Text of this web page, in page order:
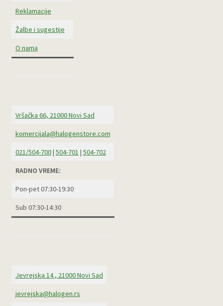
Reklamacije
Žalbe i sugestije
O nama
Vršačka 66, 21000 Novi Sad
komercijala@halogenstore.com
021/504-700| 504-701 | 504-702
RADNO VREME:
Pon-pet 07:30-19:30
Sub 07:30-14:30
Jevrejska 14., 21000 Novi Sad
jevrejska@halogen.rs